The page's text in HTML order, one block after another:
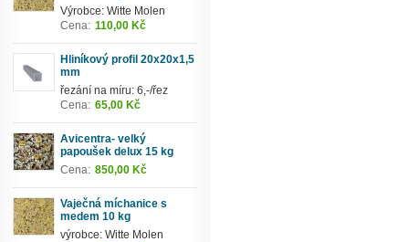
Výrobce: Witte Molen
Cena: 110,00 Kč
Hliníkový profil 20x20x1,5
mm
řezání na míru: 6,-/řez
Cena: 65,00 Kč
Avicentra- velký
papoušek delux 15 kg
Cena: 850,00 Kč
Vaječná míchanice s
medem 10 kg
výrobce: Witte Molen